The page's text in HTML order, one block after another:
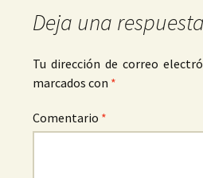
Deja una respuesta
Tu dirección de correo
marcados con *
Comentario *